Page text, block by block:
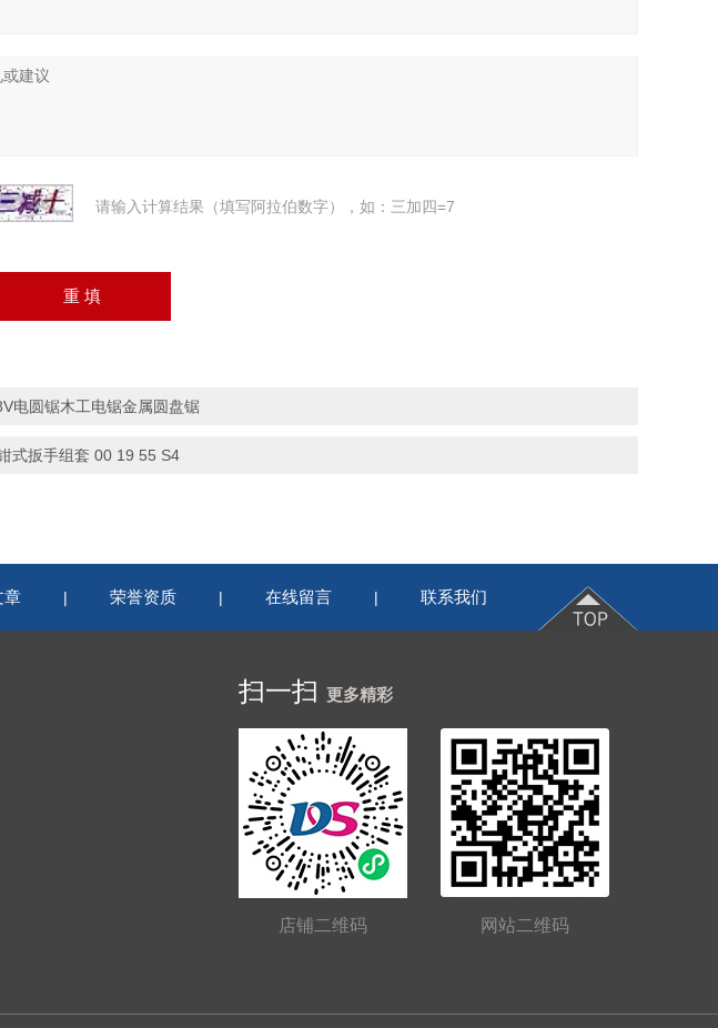
请输入计算结果（填写阿拉伯数字），如：三加四=7
电圆锯木工电锯金属圆盘锯
式扳手组套 00 19 55 S4
章 | 荣誉资质 | 在线留言 | 联系我们
扫一扫 更多精彩
店铺二维码 网站二维码